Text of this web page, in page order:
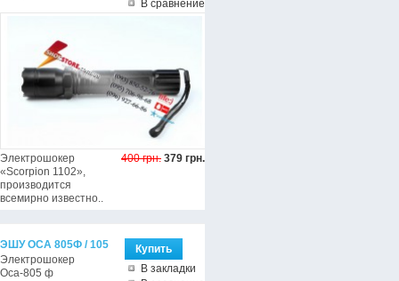
В сравнение
400 грн. 379 грн.
Электрошокер
«Scorpion 1102»,
производится
всемирно известно..
В закладки
ЭШУ ОСА 805Ф / 105
Электрошокер
Оса-805 ф